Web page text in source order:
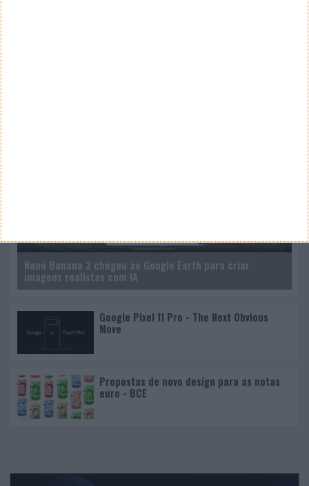
Nano Banana 2 chegou ao Google Earth para criar
imagens realistas com IA
Google Pixel 11 Pro - The Next Obvious
Move
Propostas de novo design para as notas
euro - BCE